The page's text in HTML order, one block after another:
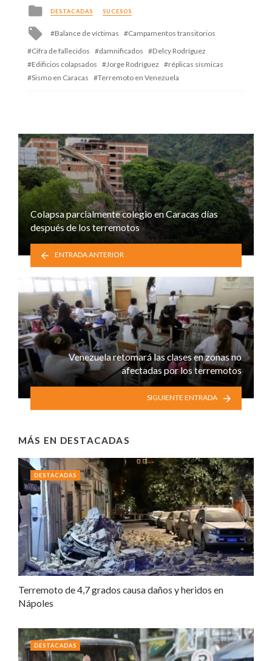
Posted
in
DESTACADAS SUCESOS
Tagged
Balance de víctimas
Campamentos transitorios
Cifra de fallecidos
damnificados
Delcy Rodríguez
Edificios colapsados
Jorge Rodríguez
réplicas sísmicas
Sismo en Caracas
Terremoto en Venezuela
Colapsa parcialmente colegio en Caracas días
después de los terremotos
ENTRADA ANTERIOR
Venezuela retomará las clases en zonas no
afectadas por los terremotos
SIGUIENTE ENTRADA
MÁS EN DESTACADAS
Terremoto de 4,7 grados causa daños y heridos en
Nápoles
DESTACADAS
DESTACADAS